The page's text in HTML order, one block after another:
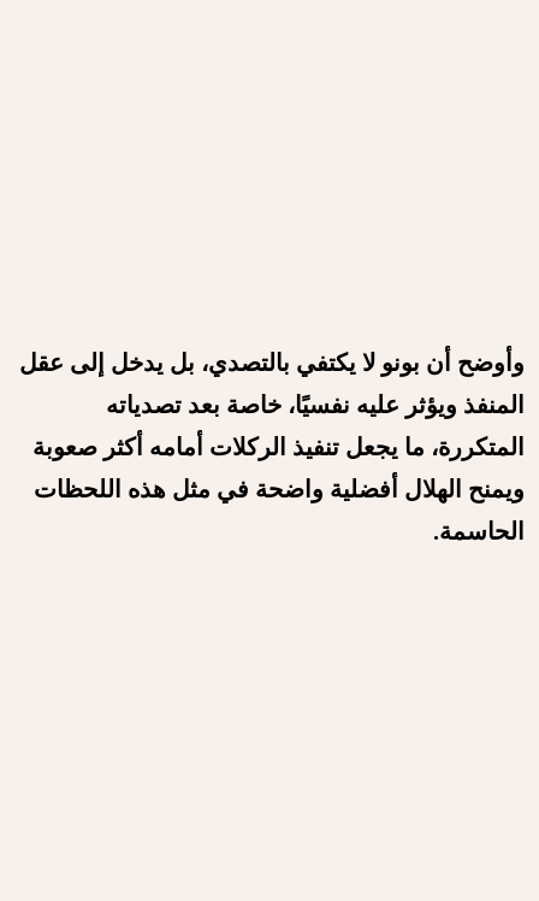
وأوضح أن بونو لا يكتفي بالتصدي، بل يدخل إلى عقل
المنفذ ويؤثر عليه نفسيًا، خاصة بعد تصدياته
المتكررة، ما يجعل تنفيذ الركلات أمامه أكثر صعوبة
ويمنح الهلال أفضلية واضحة في مثل هذه اللحظات
الحاسمة.